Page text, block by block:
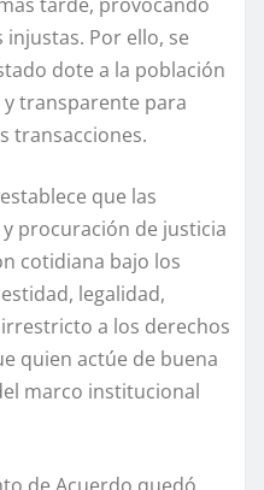
Por ello, se
dote a la población
transparente para
transacciones.
que las
procuración de justicia
cotidiana bajo los
legalidad,
a los derechos
quien actúe de buena
marco institucional